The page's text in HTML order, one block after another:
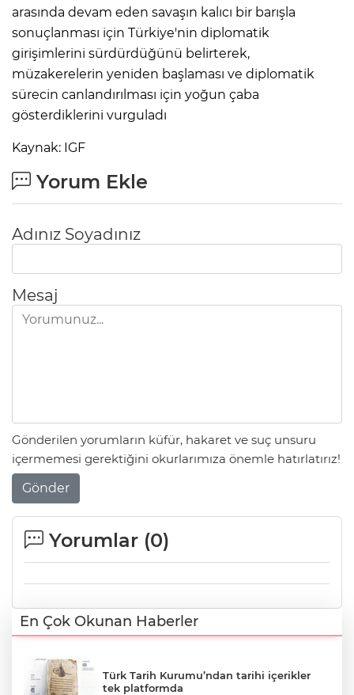
arasında devam eden savaşın kalıcı bir barışla
sonuçlanması için Türkiye'nin diplomatik
girişimlerini sürdürdüğünü belirterek,
müzakerelerin yeniden başlaması ve diplomatik
sürecin canlandırılması için yoğun çaba
gösterdiklerini vurguladı
Kaynak: IGF
Yorum Ekle
Adınız Soyadınız
Mesaj
Gönderilen yorumların küfür, hakaret ve suç unsuru
içermemesi gerektiğini okurlarımıza önemle hatırlatırız!
Gönder
Yorumlar (0)
En Çok Okunan Haberler
Türk Tarih Kurumu’ndan tarihi içerikler
tek platformda